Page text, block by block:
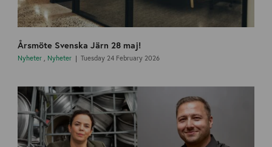
Årsmöte Svenska Järn 28 maj!
Nyheter , Nyheter Tuesday 24 February 2026